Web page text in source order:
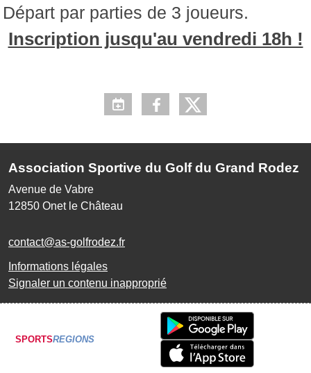
Départ par parties de 3 joueurs.
Inscription jusqu'au vendredi 18h !
Association Sportive du Golf du Grand Rodez
Avenue de Vabre
12850 Onet le Château
contact@as-golfrodez.fr
Informations légales
Signaler un contenu inapproprié
SPORTSREGIONS